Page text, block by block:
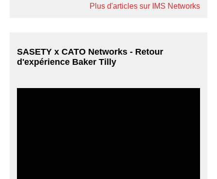
Plus d'articles sur IMS Networks
SASETY x CATO Networks - Retour
d'expérience Baker Tilly